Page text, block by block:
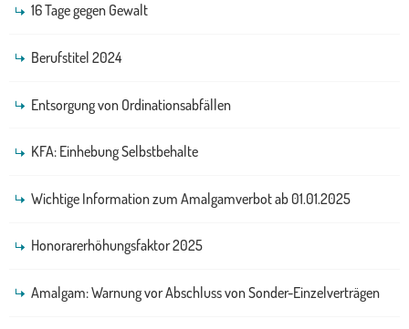
16 Tage gegen Gewalt
Berufstitel 2024
Entsorgung von Ordinationsabfällen
KFA: Einhebung Selbstbehalte
Wichtige Information zum Amalgamverbot ab 01.01.2025
Honorarerhöhungsfaktor 2025
Amalgam: Warnung vor Abschluss von Sonder-Einzelverträgen